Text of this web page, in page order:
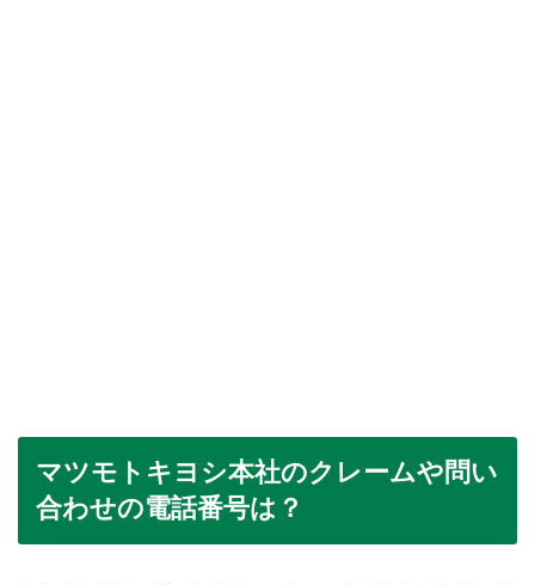
マツモトキヨシ本社のクレームや問い
合わせの電話番号は？